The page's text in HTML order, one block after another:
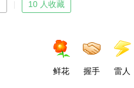
10 人收藏
鲜花 握手 雷人